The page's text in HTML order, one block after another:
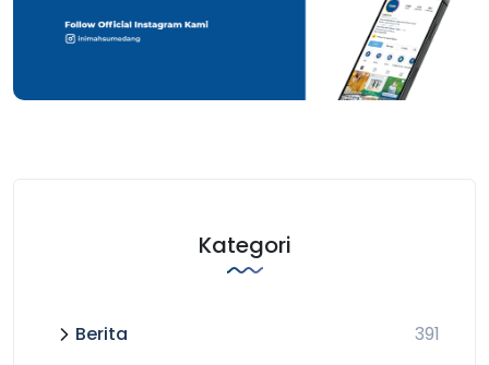
Kategori
Berita 391